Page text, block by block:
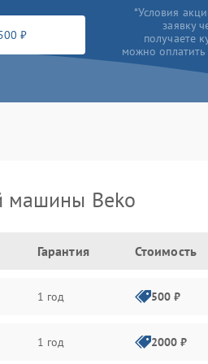
₽
*Условия
заявку
получаете
можно
машины Beko
Гарантия Стоимость
1 год 500 ₽
1 год 2000 ₽